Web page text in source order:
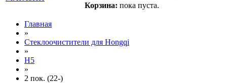
Корзина: пока пуста.
Главная
»
Стеклоочистители для Hongqi
»
H5
»
2 пок. (22-)